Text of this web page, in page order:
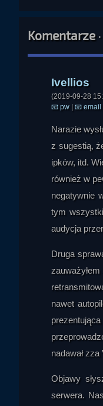
Komentarze·
(2019-09-28
📧 pw 📧 email
Narazie
z sugestią,
ipków, itd.
również w
negatywnie
tym
audycja
Druga
nawet
nadawał
Objawy
serwera.
onyx